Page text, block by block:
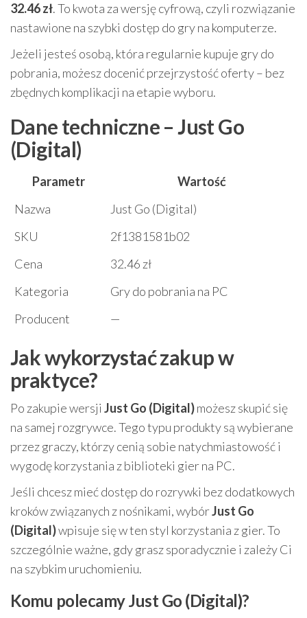
32.46 zł. To kwota za wersję cyfrową, czyli rozwiązanie
nastawione na szybki dostęp do gry na komputerze.
Jeżeli jesteś osobą, która regularnie kupuje gry do
pobrania, możesz docenić przejrzystość oferty – bez
zbędnych komplikacji na etapie wyboru.
Dane techniczne – Just Go
(Digital)
Parametr
Wartość
Nazwa
Just Go (Digital)
SKU
2f1381581b02
Cena
32.46 zł
Kategoria
Gry do pobrania na PC
Producent
—
Jak wykorzystać zakup w
praktyce?
Po zakupie wersji Just Go (Digital)możesz skupić się
na samej rozgrywce. Tego typu produkty są wybierane
przez graczy, którzy cenią sobie natychmiastowość i
wygodę korzystania z biblioteki gier na PC.
Jeśli chcesz mieć dostęp do rozrywki bez dodatkowych
kroków związanych z nośnikami, wybórJust Go
(Digital)wpisuje się w ten styl korzystania z gier. To
szczególnie ważne, gdy grasz sporadycznie i zależy Ci
na szybkim uruchomieniu.
Komu polecamy Just Go (Digital)?